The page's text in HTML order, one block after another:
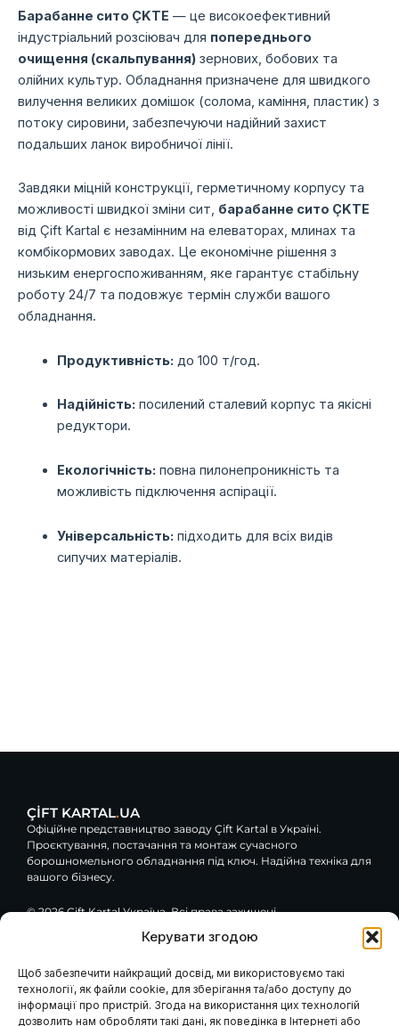
Керувати згодою
Щоб забезпечити найкращий досвід, ми використовуємо такі
технології, як файли cookie, для зберігання та/або доступу до
інформації про пристрій. Згода на використання цих технологій
дозволить нам обробляти такі дані, як поведінка в Інтернеті або
Барабанне сито ÇKTE — це високоефективний
індустріальний розсіювач для попереднього
очищення (скальпування) зернових, бобових та
олійних культур. Обладнання призначене для швидкого
вилучення великих домішок (солома, каміння, пластик) з
потоку сировини, забезпечуючи надійний захист
подальших ланок виробничої лінії.
Завдяки міцній конструкції, герметичному корпусу та
можливості швидкої зміни сит, барабанне сито ÇKTE
від Çift Kartal є незамінним на елеваторах, млинах та
комбікормових заводах. Це економічне рішення з
низьким енергоспоживанням, яке гарантує стабільну
роботу 24/7 та подовжує термін служби вашого
обладнання.
Продуктивність: до 100 т/год.
Надійність: посилений сталевий корпус та якісні
редуктори.
Екологічність: повна пилонепроникність та
можливість підключення аспірації.
Універсальність: підходить для всіх видів
сипучих матеріалів.
ÇİFT KARTAL.UA
Офіційне представництво заводу Çift Kartal в Україні.
Проєктування, постачання та монтаж сучасного
борошномельного обладнання під ключ. Надійна техніка для
вашого бізнесу.
© 2026 Çift Kartal Україна. Всі права захищені.
c
e
b
o
u
t
u
b
o
g
l
e
Навігація
Каталог обладнання
Клієнтам / Послуги
Гарантія та сервіс
Модернізація вашого